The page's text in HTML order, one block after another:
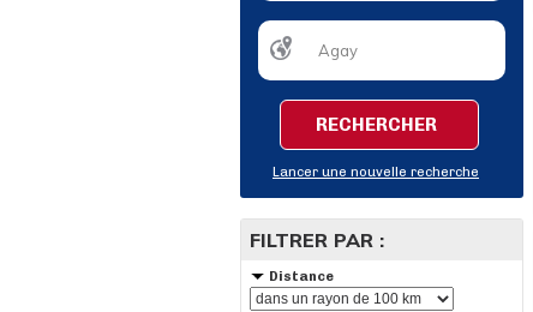
RECHERCHER
Lancer une nouvelle recherche
FILTRER PAR :
Distance